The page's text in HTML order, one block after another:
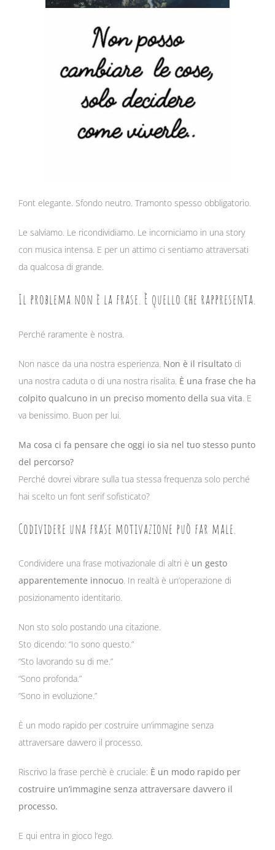
Font elegante. Sfondo neutro. Tramonto spesso obbligatorio.
Le salviamo. Le ricondividiamo. Le incorniciamo in una story
con musica intensa. E per un attimo ci sentiamo attraversati
da qualcosa di grande.
Il problema non è la frase. È quello che rappresenta.
Perché raramente è nostra.
Non nasce da una nostra esperienza. Non è il risultato di
una nostra caduta o di una nostra risalita. È una frase che ha
colpito qualcuno in un preciso momento della sua vita . E
va benissimo. Buon per lui.
Ma cosa ci fa pensare che oggi io sia nel tuo stesso punto
del percorso?
Perché dovrei vibrare sulla tua stessa frequenza solo perché
hai scelto un font serif sofisticato?
Codividere una frase motivazione può far male.
Condividere una frase motivazionale di altri è un gesto
apparentemente innocuo. In realtà è un’operazione di
posizionamento identitario.
Non sto solo postando una citazione.
Sto dicendo: “Io sono questo.”
“Sto lavorando su di me.”
“Sono profonda.”
“Sono in evoluzione.”
È un modo rapido per costruire un’immagine senza
attraversare davvero il processo.
Riscrivo la frase perchè è cruciale: È un modo rapido per
costruire un’immagine senza attraversare davvero il
processo.
E qui entra in gioco l’ego.